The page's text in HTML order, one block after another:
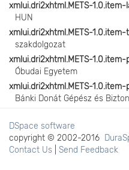
xmlui.dri2xhtml.METS-1.0.item-
HUN
xmlui.dri2xhtml.METS-
szakdolgozat
xmlui.dri2xhtml.METS-
Óbudai Egyetem
xmlui.dri2xhtml.METS-
Bánki Donát Gépész és
DSpace software
copyright © 2002-2016
Contact Us
Send Feedback